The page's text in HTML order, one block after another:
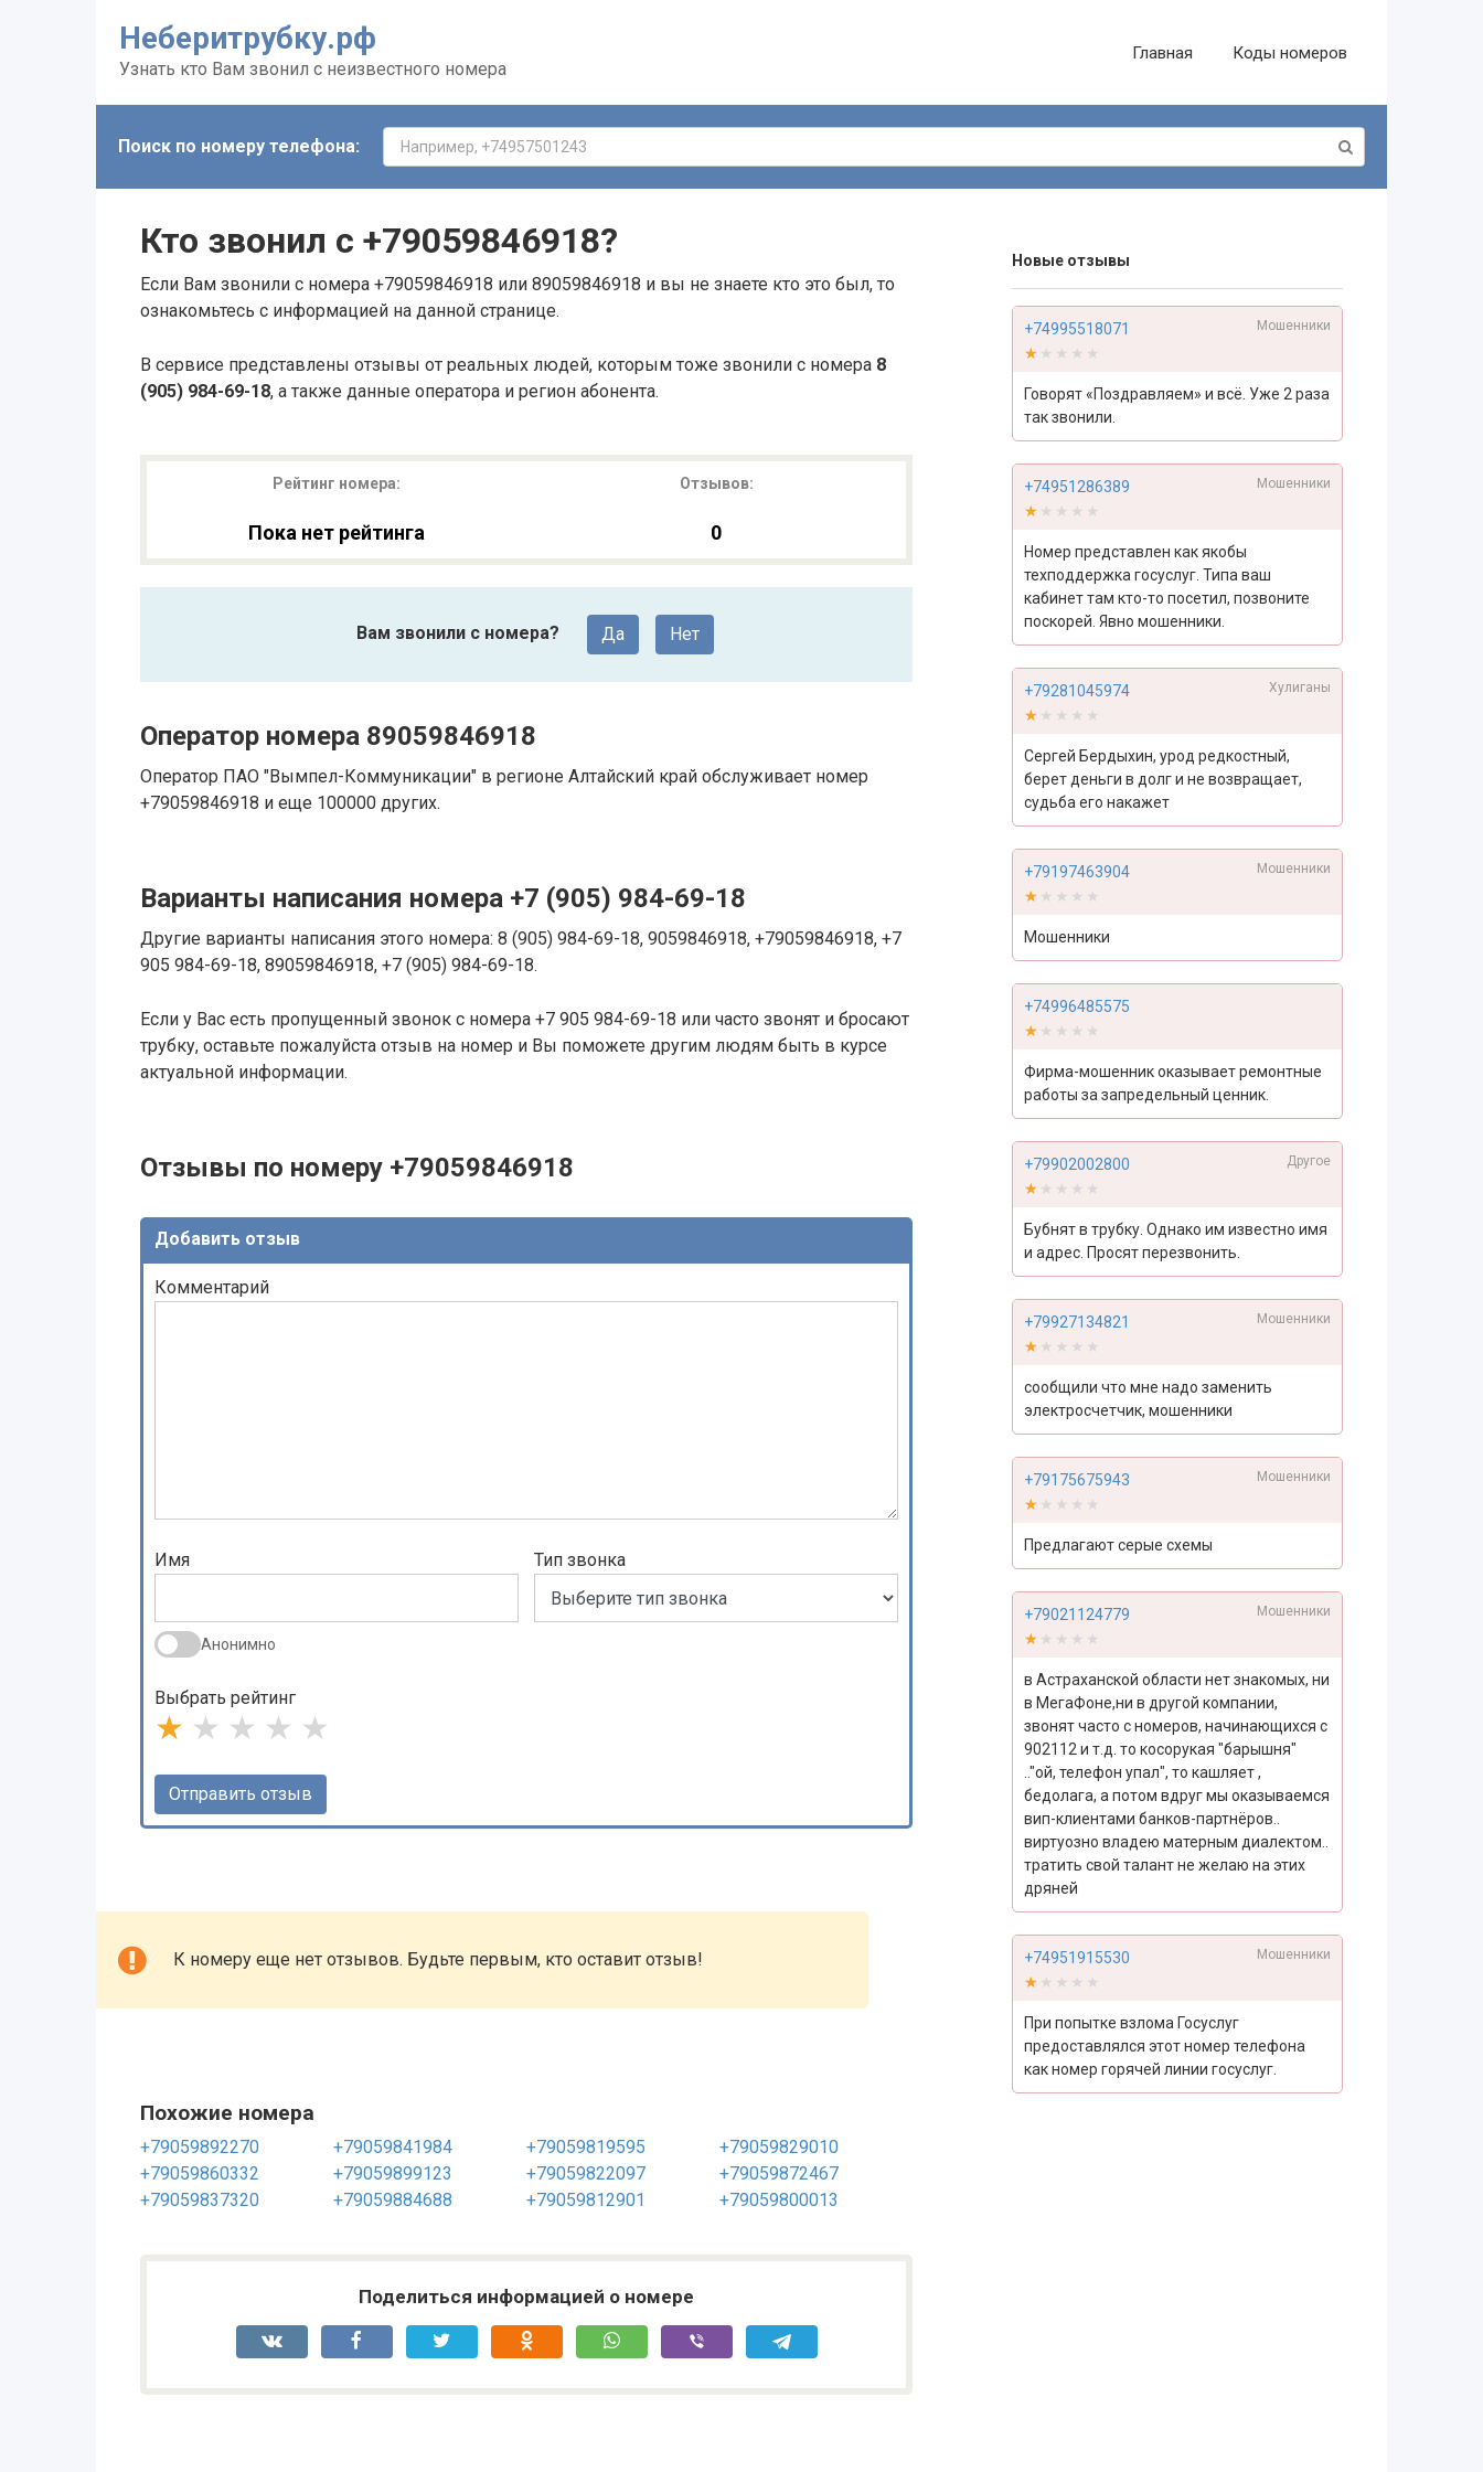
Неберитрубку.рф
Узнать кто Вам звонил с неизвестного номера
Главная Коды номеров
Поиск по номеру телефона:
Кто звонил с +79059846918?
Если Вам звонили с номера +79059846918 или 89059846918 и вы не знаете кто это был, то
ознакомьтесь с информацией на данной странице.
В сервисе представлены отзывы от реальных людей, которым тоже звонили с номера 8
(905) 984-69-18, а также данные оператора и регион абонента.
Рейтинг номера:
Пока нет рейтинга
Отзывов:
0
Вам звонили с номера? Да Нет
Оператор номера 89059846918
Оператор ПАО "Вымпел-Коммуникации" в регионе Алтайский край обслуживает номер
+79059846918 и еще 100000 других.
Варианты написания номера +7 (905) 984-69-18
Другие варианты написания этого номера: 8 (905) 984-69-18, 9059846918, +79059846918, +7
905 984-69-18, 89059846918, +7 (905) 984-69-18.
Если у Вас есть пропущенный звонок с номера +7 905 984-69-18 или часто звонят и бросают
трубку, оставьте пожалуйста отзыв на номер и Вы поможете другим людям быть в курсе
актуальной информации.
Отзывы по номеру +79059846918
Добавить отзыв
Комментарий
Имя
Анонимно
Тип звонка
Выбрать рейтинг
★ ★ ★ ★ ★
К номеру еще нет отзывов. Будьте первым, кто оставит отзыв!
Похожие номера
+79059892270 +79059841984 +79059819595
+79059829010
+79059860332
+79059899123 +79059822097
+79059872467
+79059837320
+79059884688 +79059812901 +79059800013
Поделиться информацией о номере
Новые отзывы
+74995518071 Мошенники
★★★★★
★★★★★
Говорят «Поздравляем» и всё. Уже 2 раза
так звонили.
+74951286389 Мошенники
★★★★★
★★★★★
Номер представлен как якобы
техподдержка госуслуг. Типа ваш
кабинет там кто-то посетил, позвоните
поскорей. Явно мошенники.
+79281045974 Хулиганы
★★★★★
★★★★★
Сергей Бердыхин, урод редкостный,
берет деньги в долг и не возвращает,
судьба его накажет
+79197463904 Мошенники
★★★★★
★★★★★
Мошенники
+74996485575
★★★★★
★★★★★
Фирма-мошенник оказывает ремонтные
работы за запредельный ценник.
+79902002800 Другое
★★★★★
★★★★★
Бубнят в трубку. Однако им известно имя
и адрес. Просят перезвонить.
+79927134821 Мошенники
★★★★★
★★★★★
сообщили что мне надо заменить
электросчетчик, мошенники
+79175675943 Мошенники
★★★★★
★★★★★
Предлагают серые схемы
+79021124779 Мошенники
★★★★★
★★★★★
в Астраханской области нет знакомых, ни
в МегаФоне,ни в другой компании,
звонят часто с номеров, начинающихся с
902112 и т.д. то косорукая "барышня"
.."ой, телефон упал", то кашляет ,
бедолага, а потом вдруг мы оказываемся
вип-клиентами банков-партнёров..
виртуозно владею матерным диалектом..
тратить свой талант не желаю на этих
дряней
+74951915530 Мошенники
★★★★★
★★★★★
При попытке взлома Госуслуг
предоставлялся этот номер телефона
как номер горячей линии госуслуг.